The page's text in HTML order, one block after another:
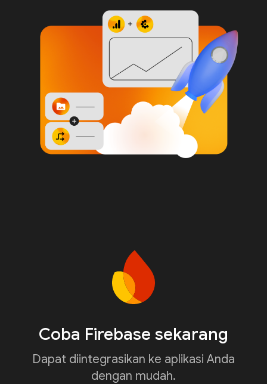
Coba Firebase sekarang
Dapat diintegrasikan ke aplikasi Anda
dengan mudah.